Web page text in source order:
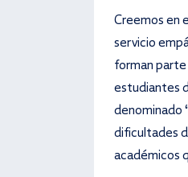
Creemos en
servicio
forman parte
estudiantes
denominado
dificultades
académicos